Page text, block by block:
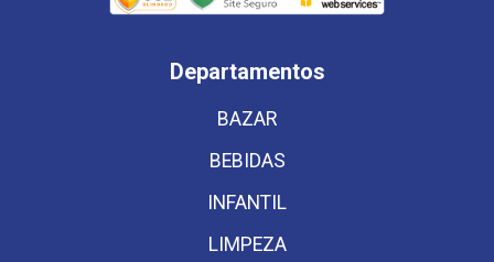
Departamentos
BAZAR
BEBIDAS
INFANTIL
LIMPEZA